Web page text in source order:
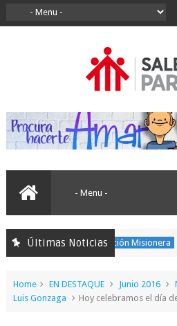
Últimas Noticias
150 Expedición Misionera Se
Home EN DESTAQUE Junio 2016
Luis Gonzaga
Hoy celebramos el día